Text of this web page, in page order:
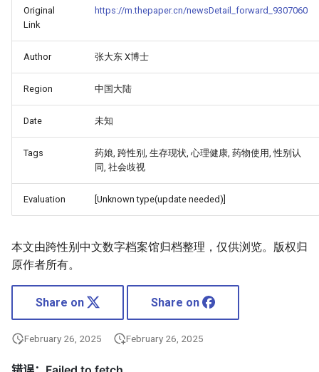
Original
Link
https://m.thepaper.cn/newsDetail_forward_9307060
Author 张大东 X博士
Region 中国大陆
Date 未知
Tags
药娘, 跨性别, 生存现状, 心理健康, 药物使用, 性别认
同, 社会歧视
Evaluation [Unknown type(update needed)]
本文由跨性别中文数字档案馆归档整理，仅供浏览。版权归
原作者所有。
Share on Share on
February 26, 2025 February 26, 2025